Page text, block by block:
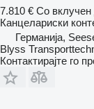
7.810 € Со
Канцелариски
Германија,
Blyss
Контактирајте го